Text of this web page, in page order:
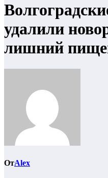
удалили
лишний
ОтAlex